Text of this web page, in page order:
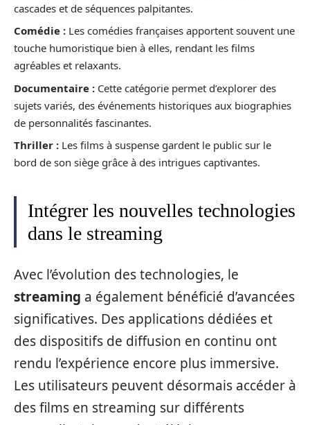
cascades et de séquences palpitantes.
Comédie : Les comédies françaises apportent souvent une
touche humoristique bien à elles, rendant les films
agréables et relaxants.
Documentaire : Cette catégorie permet d’explorer des
sujets variés, des événements historiques aux biographies
de personnalités fascinantes.
Thriller : Les films à suspense gardent le public sur le
bord de son siège grâce à des intrigues captivantes.
Intégrer les nouvelles technologies
dans le streaming
Avec l’évolution des technologies, le
streaming a également bénéficié d’avancées
significatives. Des applications dédiées et
des dispositifs de diffusion en continu ont
rendu l’expérience encore plus immersive.
Les utilisateurs peuvent désormais accéder à
des films en streaming sur différents